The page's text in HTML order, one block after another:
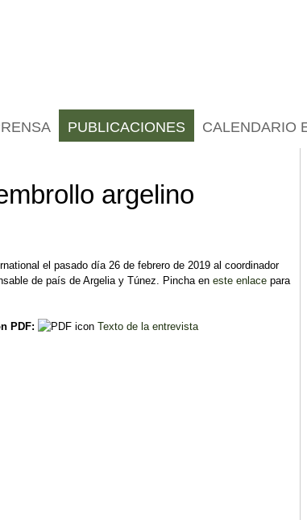
argelino
el pasado día 26 de febrero de 2019 al coordinador
de país de Argelia y Túnez. Pincha en este enlace para
PDF: Texto de la entrevista
PUBLICACIONES CALENDARIO